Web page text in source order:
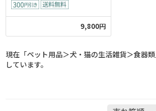
9,800円
現在「ペット用品＞犬・猫の生活雑貨＞食器
しています。